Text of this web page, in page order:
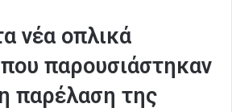
νέα οπλικά
παρουσιάστηκαν
παρέλαση της